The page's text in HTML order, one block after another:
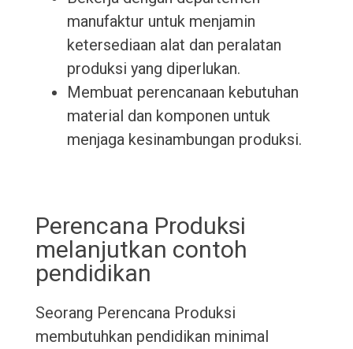
manufaktur untuk menjamin
ketersediaan alat dan peralatan
produksi yang diperlukan.
Membuat perencanaan kebutuhan
material dan komponen untuk
menjaga kesinambungan produksi.
Perencana Produksi
melanjutkan contoh
pendidikan
Seorang Perencana Produksi
membutuhkan pendidikan minimal